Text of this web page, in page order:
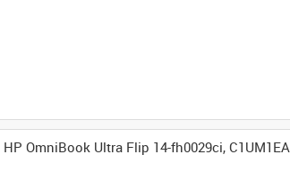
OmniBook Ultra Flip 14-fh0029ci, C1UM1EA